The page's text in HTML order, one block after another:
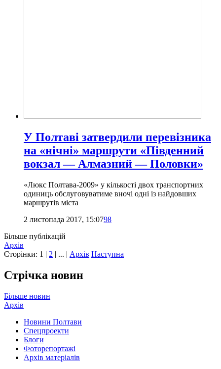
У Полтаві затвердили перевізника
на «нічні» маршрути «Південний
вокзал — Алмазний — Половки»
«Люкс Полтава-2009» у кількості двох транспортних
одиниць обслуговуватиме вночі одні із найдовших
маршрутів міста
2 листопада 2017, 15:0798
Більше публікацій
Архів
Сторінки: 1 | 2 | ... | Архів Наступна
Стрічка новин
Більше новин
Архів
Новини Полтави
Спецпроекти
Блоги
Фоторепортажі
Архів матеріалів